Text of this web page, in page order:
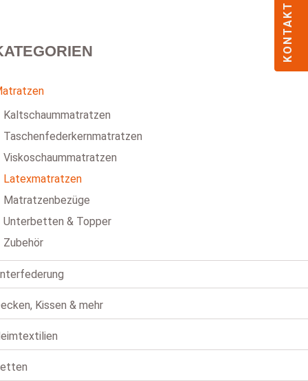
Kaltschaummatratzen
Taschenfederkernmatratzen
Viskoschaummatratzen
Latexmatratzen
Matratzenbezüge
Unterbetten & Topper
Zubehör
Kissen & mehr
KONTAKT